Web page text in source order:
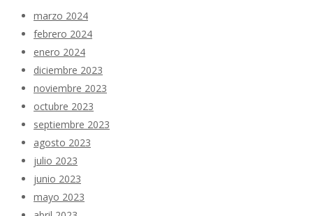
marzo 2024
febrero 2024
enero 2024
diciembre 2023
noviembre 2023
octubre 2023
septiembre 2023
agosto 2023
julio 2023
junio 2023
mayo 2023